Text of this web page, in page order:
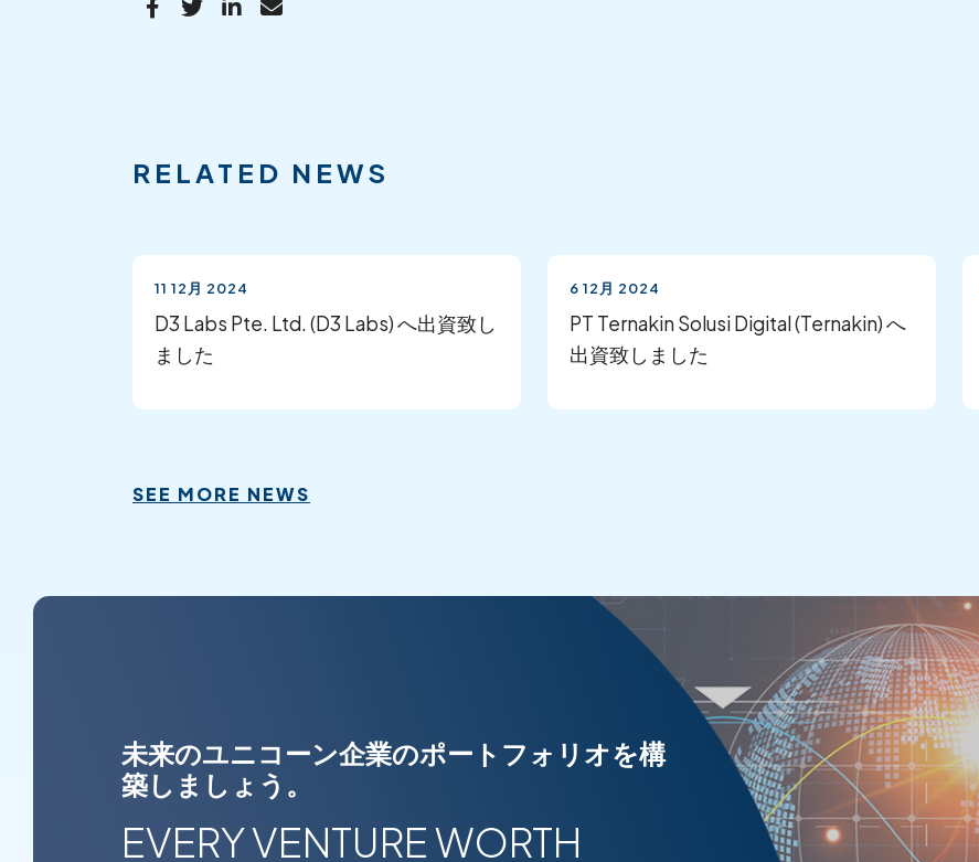
RELATED NEWS
11 12月 2024
D3 Labs Pte. Ltd. (D3 Labs) へ出資致し
ました
6 12月 2024
PT Ternakin Solusi Digital (Ternakin) へ
出資致しました
SEE MORE NEWS
未来のユニコーン企業のポートフォリオを構
築しましょう。
EVERY VENTURE WORTH